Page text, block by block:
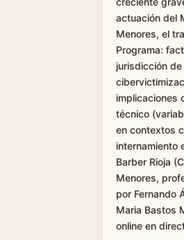
actuación del
Menores, el
Programa:
jurisdicción
implicaciones
técnico
en contextos
internamiento
Barber Rioja
Menores,
por Fernando
Maria Bastos
online en